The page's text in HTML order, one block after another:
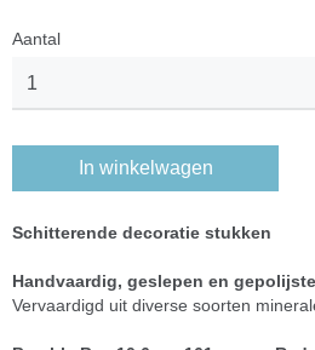
Aantal
In winkelwagen
Schitterende decoratie stukken
Handvaardig, geslepen en
Vervaardigd uit diverse soorten